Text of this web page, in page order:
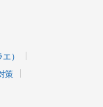
）
策